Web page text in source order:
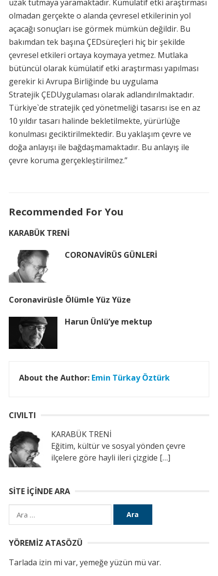
uzak tutmaya yaramaktadır. Kümülatif etki araştırması
olmadan gerçekte o alanda çevresel etkilerinin yol
açacağı sonuçları ise görmek mümkün değildir. Bu
bakımdan tek başına ÇEDsüreçleri hiç bir şekilde
çevresel etkileri ortaya koymaya yetmez. Mutlaka
bütüncül olarak kümülatif etki araştırması yapılması
gerekir ki Avrupa Birliğinde bu uygulama
StratejikÇEDUygulaması olarak adlandırılmaktadır.
Türkiye`de stratejik çed yönetmeliği tasarısı ise en az
10 yıldır tasarı halinde bekletilmekte, yürürlüğe
konulması geciktirilmektedir. Bu yaklaşım çevre ve
doğa anlayışı ile bağdaşmamaktadır. Bu anlayış ile
çevre koruma gerçekleştirilmez.”
Recommended For You
KARABÜK TRENİ
CORONAVİRÜS GÜNLERİ
Coronavirüsle Ölümle Yüz Yüze
Harun Ünlü’ye mektup
About the Author: Emin Türkay Öztürk
CIVILTI
KARABÜK TRENİ
Eğitim, kültür ve sosyal yönden çevre
ilçelere göre hayli ileri çizgide […]
SITE İÇINDE ARA
Arama:
YÖREMIZ ATASÖZÜ
Tarlada izin mi var, yemeğe yüzün mü var.